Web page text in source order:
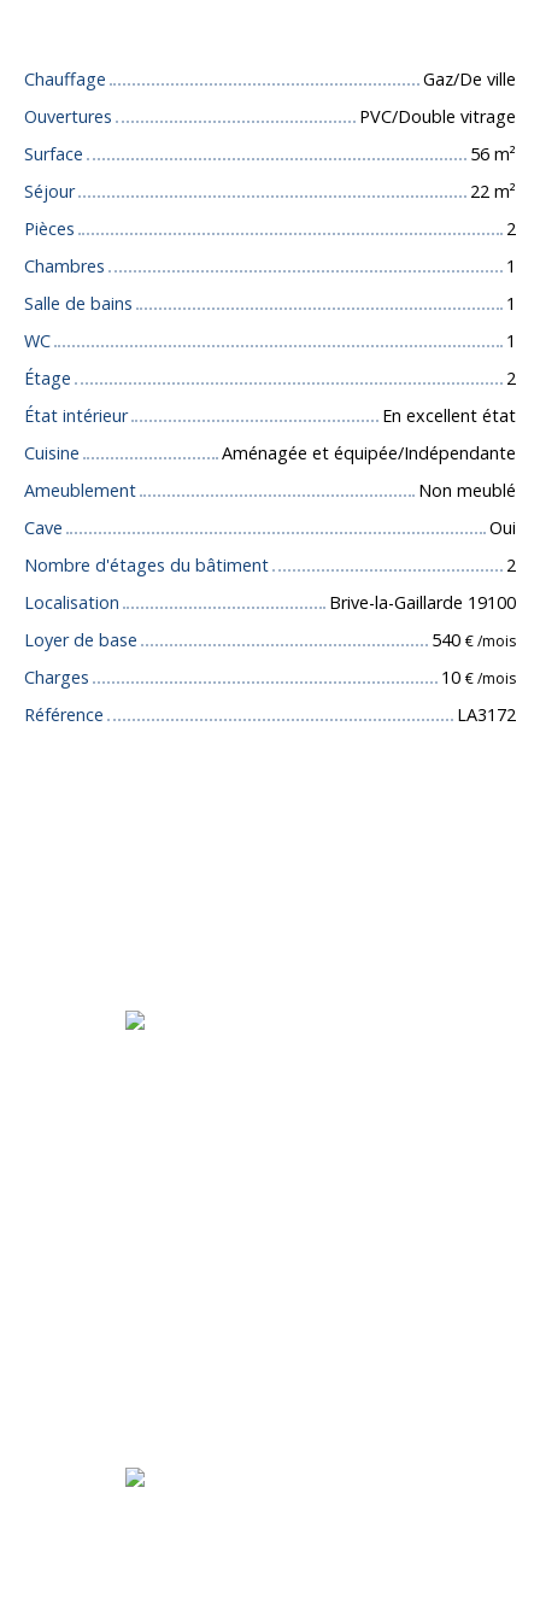
Chauffage
Gaz/De ville
Ouvertures
PVC/Double vitrage
Surface
56 m²
Séjour
22 m²
Pièces
2
Chambres
1
Salle de bains
1
WC
1
Étage
2
État intérieur
En excellent état
Cuisine
Aménagée et équipée/Indépendante
Ameublement
Non meublé
Cave
Oui
Nombre d'étages du bâtiment
2
Localisation
Brive-la-Gaillarde 19100
Loyer de base
540 € /mois
Charges 10 € /mois
Référence LA3172